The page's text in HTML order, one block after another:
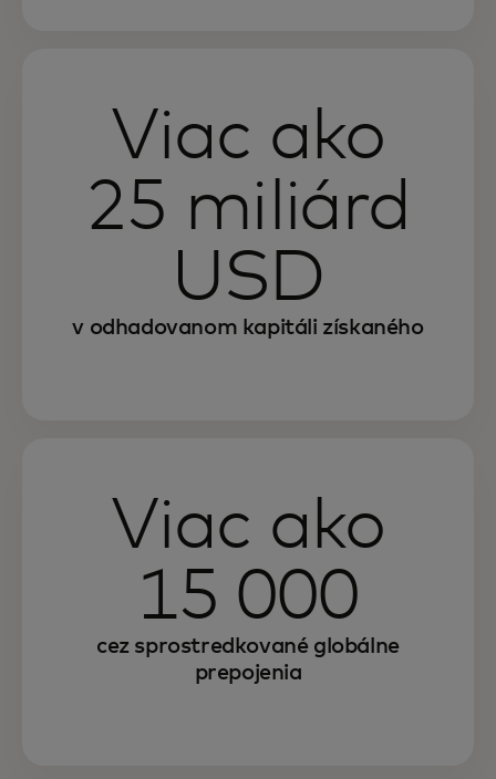
Viac ako
25 miliárd
USD
v odhadovanom kapitáli získaného
Viac ako
15 000
cez sprostredkované globálne
prepojenia